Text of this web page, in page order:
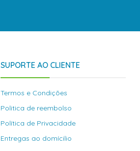
SUPORTE AO CLIENTE
Termos e Condições
Politica de reembolso
Política de Privacidade
Entregas ao domícilio